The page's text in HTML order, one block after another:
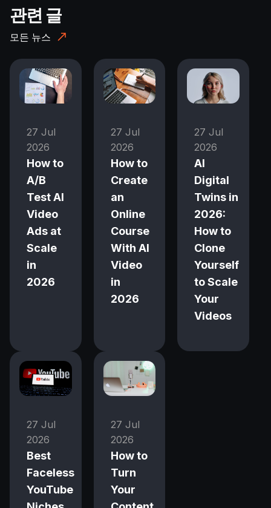
관련 글
모든 뉴스
27 Jul
2026
How to
A/B
Test AI
Video
Ads at
Scale
in
2026
27 Jul
2026
How to
Create
an
Online
Course
With AI
Video
in
2026
27 Jul
2026
AI
Digital
Twins in
2026:
How to
Clone
Yourself
to Scale
Your
Videos
27 Jul
2026
Best
Faceless
YouTube
27 Jul
2026
How to
Turn
Your